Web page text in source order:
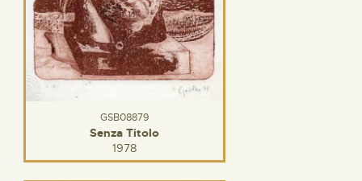
GSB08879
Senza Titolo
1978